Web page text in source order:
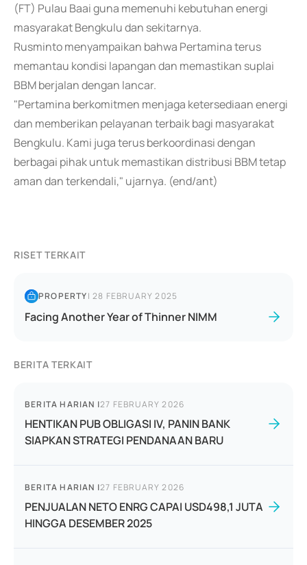
(FT) Pulau Baai guna memenuhi kebutuhan energi
masyarakat Bengkulu dan sekitarnya.
Rusminto menyampaikan bahwa Pertamina terus
memantau kondisi lapangan dan memastikan suplai
BBM berjalan dengan lancar.
"Pertamina berkomitmen menjaga ketersediaan energi
dan memberikan pelayanan terbaik bagi masyarakat
Bengkulu. Kami juga terus berkoordinasi dengan
berbagai pihak untuk memastikan distribusi BBM tetap
aman dan terkendali," ujarnya. (end/ant)
RISET TERKAIT
PROPERTY|28 FEBRUARY 2025
Facing Another Year of Thinner NIMM
BERITA TERKAIT
BERITA HARIAN |27 FEBRUARY 2026
HENTIKAN PUB OBLIGASI IV, PANIN BANK
SIAPKAN STRATEGI PENDANAAN BARU
BERITA HARIAN |27 FEBRUARY 2026
PENJUALAN NETO ENRG CAPAI USD498,1 JUTA
HINGGA DESEMBER 2025